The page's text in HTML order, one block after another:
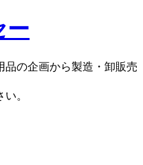
品の企画から製造・卸販売
。